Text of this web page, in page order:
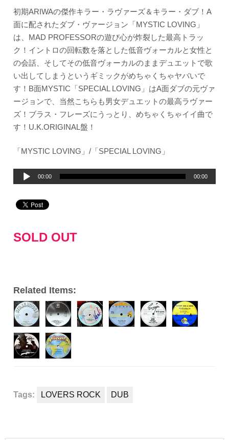
初期ARIWAの傑作キラー・ラヴァーズ＆キラー・ダブ！A
面に配されたダブ・ヴァージョン「MYSTIC LOVING」
は、MAD PROFESSORの遊び心が炸裂した最高トラッ
ク！イントロの回転数を落とした低音ヴォーカルと女性と
の会話、そしてその低音ヴォーカルのままデュエットで歌
い出してしまうというギミックがめちゃくちゃヤバいで
す！B面MYSTIC「SPECIAL LOVING」はA面ダブの元ヴァ
ージョンで、当然こちらも男女デュエットの最高ラヴァー
ズ！ブラス・フレーズにうっとり、めちゃくちゃイイ曲で
す！U.K.ORIGINAL盤！
「MYSTIC LOVING」/「SPECIAL LOVING」
プ
ヤ
00:00 00:00
SOLD OUT
Related Items:
Tags: LOVERS ROCK DUB